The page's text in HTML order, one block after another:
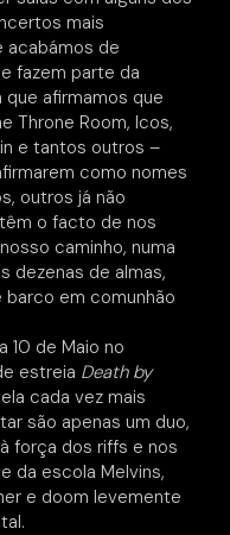
mais
acabámos de
fazem parte da
afirmamos que
Throne Room, Icos,
e tantos outros –
como nomes
outros já não
o facto de nos
caminho, numa
dezenas de almas,
barco em comunhão
10 de Maio no
estreia Death by
cada vez mais
são apenas um duo,
força dos riffs e nos
da escola Melvins,
e doom levemente